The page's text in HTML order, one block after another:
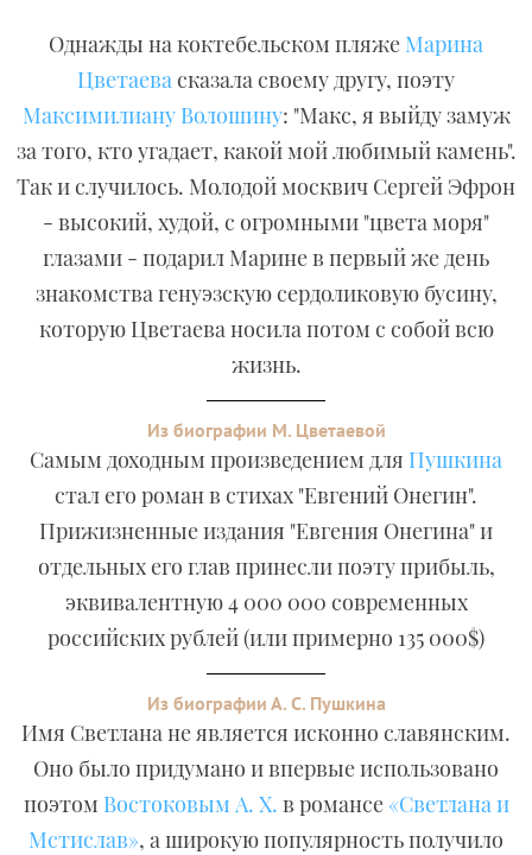
Однажды на коктебельском пляже Марина
Цветаевасказала своему другу, поэту
Максимилиану Волошину: "Макс, я выйду замуж
за того, кто угадает, какой мой любимый камень".
Так и случилось. Молодой москвич Сергей Эфрон
- высокий, худой, с огромными "цвета моря"
глазами - подарил Марине в первый же день
знакомства генуэзскую сердоликовую бусину,
которую Цветаева носила потом с собой всю
жизнь.
Из биографии М. Цветаевой
Самым доходным произведением для Пушкина
стал его роман в стихах "Евгений Онегин".
Прижизненные издания "Евгения Онегина" и
отдельных его глав принесли поэту прибыль,
эквивалентную 4 000 000 современных
российских рублей (или примерно 135 000$)
Из биографии А. С. Пушкина
Имя Светлана не является исконно славянским.
Оно было придумано и впервые использовано
поэтом Востоковым А. Х. в романсе«Светлана и
Мстислав», а широкую популярность получило